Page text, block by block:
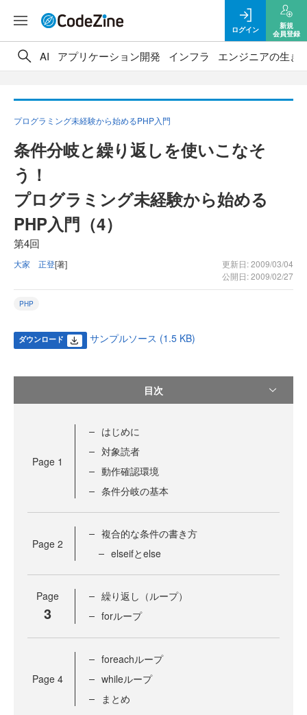
ログイン
新規
会員登録
AI アプリケーション開発 インフラ エンジニアの生き
プログラミング未経験から始めるPHP入門
条件分岐と繰り返しを使いこなそ
う！
プログラミング未経験から始める
PHP入門（4）
第4回
大家 正登[著]
更新日: 2009/03/04
公開日: 2009/02/27
PHP
ダウンロード サンプルソース (1.5 KB)
目次
Page 1
はじめに
対象読者
動作確認環境
条件分岐の基本
Page 2
複合的な条件の書き方
elseifとelse
Page
3
繰り返し（ループ）
forループ
Page 4
foreachループ
whileループ
まとめ